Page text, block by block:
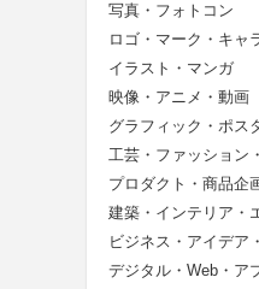
写真・フォトコン
ロゴ・マーク・キャ
イラスト・マンガ
映像・アニメ・動画
グラフィック・ポス
工芸・ファッション
プロダクト・商品企
建築・インテリア・
ビジネス・アイデア
デジタル・Web・ア